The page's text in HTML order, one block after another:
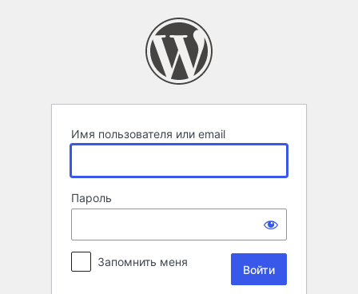
Имя пользователя или email
Пароль
Запомнить меня